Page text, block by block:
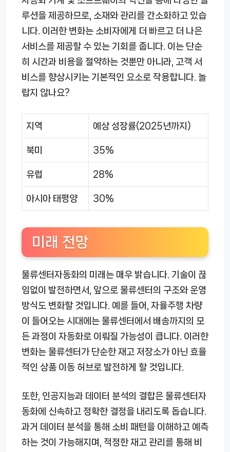
루션을 제공하므로, 소재와 관리를 간소화하고 있습
니다. 이러한 변화는 소비자에게 더 빠르고 더 나은
서비스를 제공할 수 있는 기회를 줍니다. 이는 단순
히 시간과 비용을 절약하는 것뿐만 아니라, 고객 서
비스를 향상시키는 기본적인 요소로 작용합니다. 놀
랍지 않나요?
지역 예상 성장률(2025년까지)
북미 35%
유럽 28%
아시아 태평양 30%
미래 전망
물류센터자동화의 미래는 매우 밝습니다. 기술이 끊
임없이 발전하면서, 앞으로 물류센터의 구조와 운영
방식도 변화할 것입니다. 예를 들어, 자율주행 차량
이 들어오는 시대에는 물류센터에서 배송까지의 모
든 과정이 자동화로 이뤄질 가능성이 큽니다. 이러한
변화는 물류센터가 단순한 재고 저장소가 아닌 효율
적인 상품 이동 허브로 발전하게 할 것입니다.
또한, 인공지능과 데이터 분석의 결합은 물류센터자
동화에 신속하고 정확한 결정을 내리도록 돕습니다.
과거 데이터 분석을 통해 소비 패턴을 이해하고 예측
하는 것이 가능해지며, 적정한 재고 관리를 통해 비